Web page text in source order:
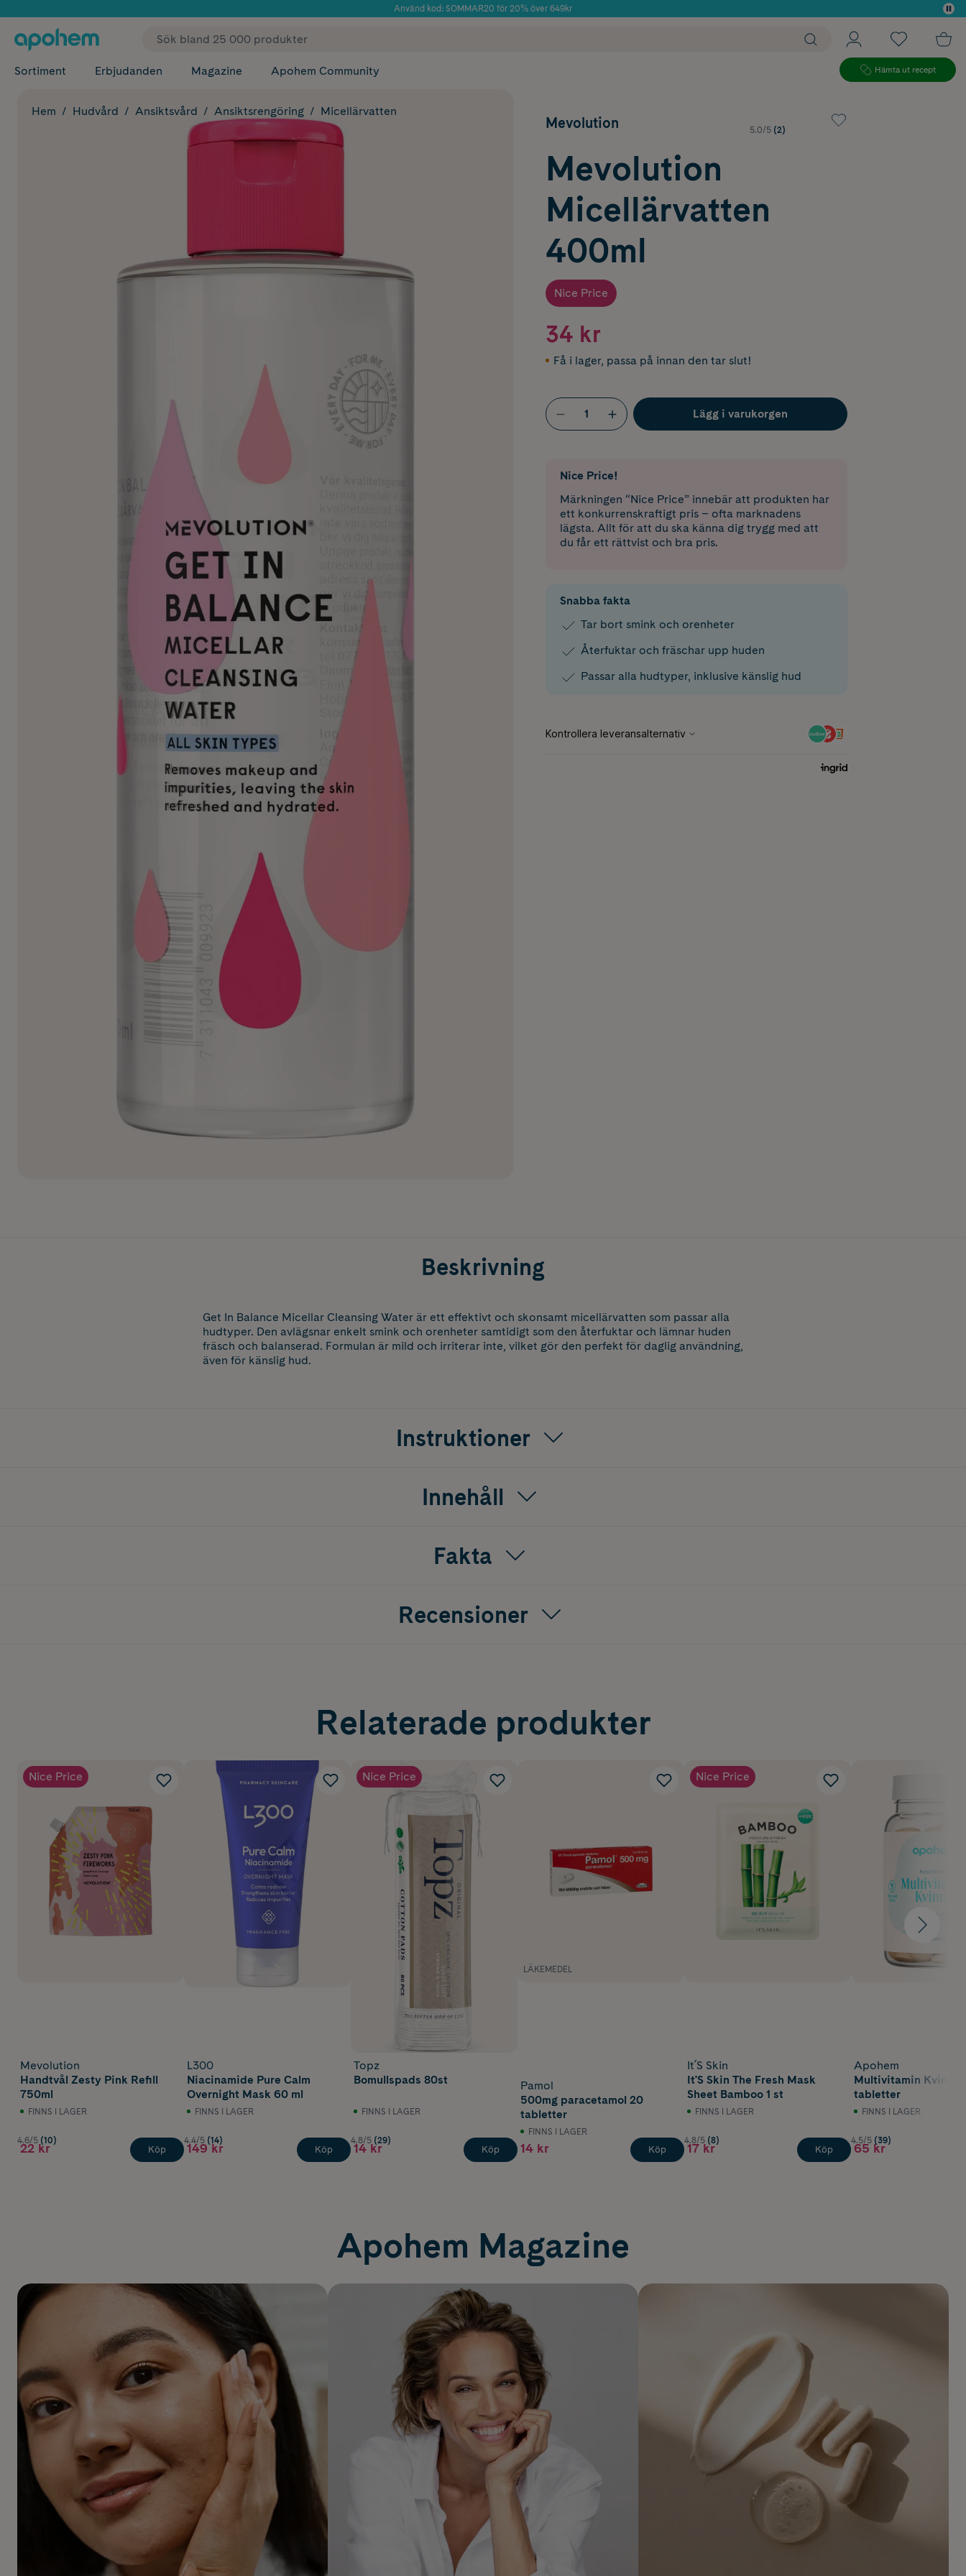
Använd kod: SOMMAR20 för 20% över 649kr
✓ Fri frakt
Sortiment Erbjudanden Magazine Apohem Community Hämta ut recept
Hem Hudvård Ansiktsvård Ansiktsrengöring Micellärvatten
Mevolution 5.0/5 (2)
Mevolution
Micellärvatten
400ml
Nice Price
34 kr
Få i lager, passa på innan den tar slut!
Lägg i varukorgen
Nice Price!
Märkningen “Nice Price” innebär att produkten har
ett konkurrenskraftigt pris – ofta marknadens
lägsta. Allt för att du ska känna dig trygg med att
du får ett rättvist och bra pris.
Snabba fakta
Tar bort smink och orenheter
Återfuktar och fräschar upp huden
Passar alla hudtyper, inklusive känslig hud
Beskrivning
Get In Balance Micellar Cleansing Water är ett effektivt och skonsamt micellärvatten som passar alla
hudtyper. Den avlägsnar enkelt smink och orenheter samtidigt som den återfuktar och lämnar huden
fräsch och balanserad. Formulan är mild och irriterar inte, vilket gör den perfekt för daglig användning,
även för känslig hud.
Instruktioner
Innehåll
Fakta
Recensioner
Relaterade produkter
Nice Price
Mevolution
Handtvål Zesty Pink Refill
750ml
FINNS I LAGER
4.6/5 (10)
22 kr Köp
L300
Niacinamide Pure Calm
Overnight Mask 60 ml
FINNS I LAGER
4.4/5 (14)
149 kr Köp
Nice Price
Topz
Bomullspads 80st
FINNS I LAGER
4.8/5 (29)
14 kr Köp
LÄKEMEDEL
Pamol
500mg paracetamol 20
tabletter
FINNS I LAGER
14 kr Köp
Nice Price
It´S Skin
It'S Skin The Fresh Mask
Sheet Bamboo 1 st
FINNS I LAGER
4.8/5 (8)
17 kr Köp
Apohem
Multivitamin Kvinna
tabletter
FINNS I LAGER
4.5/5 (39)
65 kr
Apohem Magazine